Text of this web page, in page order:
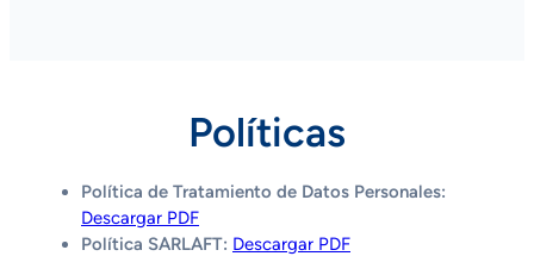
Políticas
Política de Tratamiento de Datos Personales:
Descargar PDF
Política SARLAFT: Descargar PDF